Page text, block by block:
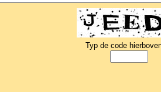
Typ de code